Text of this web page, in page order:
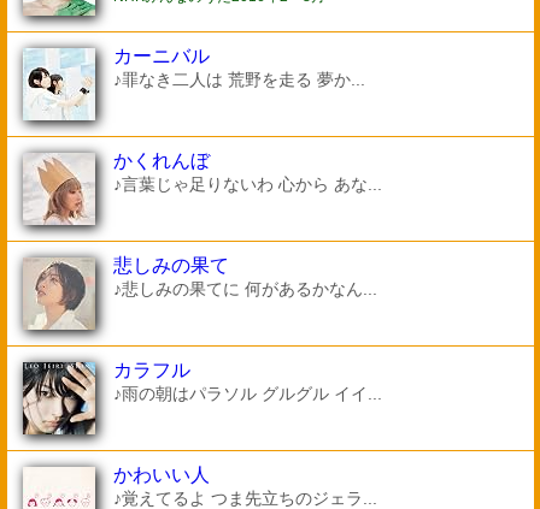
カーニバル
♪罪なき二人は 荒野を走る 夢か...
かくれんぼ
♪言葉じゃ足りないわ 心から あな...
悲しみの果て
♪悲しみの果てに 何があるかなん...
カラフル
♪雨の朝はパラソル グルグル イイ...
かわいい人
♪覚えてるよ つま先立ちのジェラ...